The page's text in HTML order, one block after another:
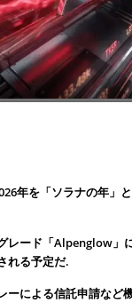
年を「ソラナの年」
レード「Alpenglow」
れる予定だ.
ーによる信託申請など